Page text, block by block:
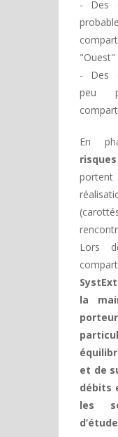
- Des
"Ouest"
- Des
peu
En
Lors
la
et de
débits
les